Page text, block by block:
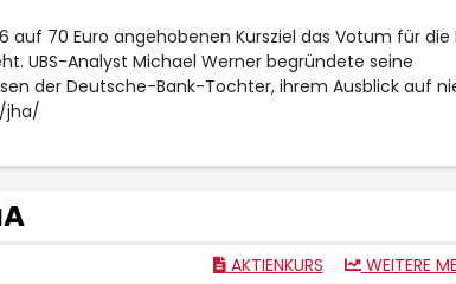
auf 70 Euro angehobenen Kursziel das Votum für die
UBS-Analyst Michael Werner begründete seine
der Deutsche-Bank-Tochter, ihrem Ausblick auf
jha/
AKTIENKURS WEITERE